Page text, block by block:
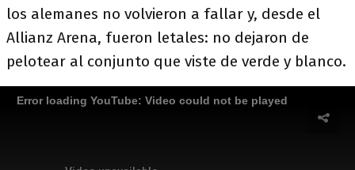
los alemanes no volvieron a fallar y, desde el
Allianz Arena, fueron letales: no dejaron de
pelotear al conjunto que viste de verde y blanco.